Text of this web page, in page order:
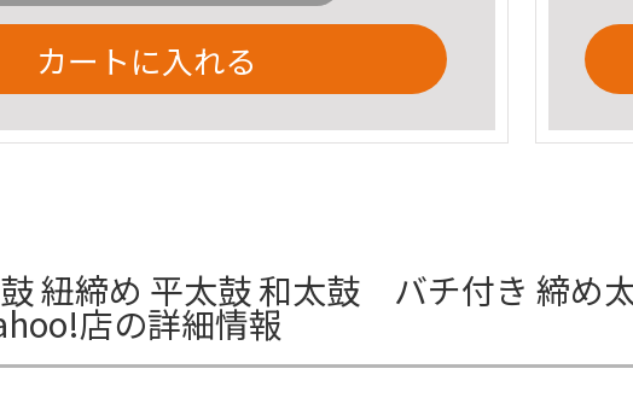
カートに入れる
鼓 紐締め 平太鼓 和太鼓 バチ付き 締め
店の詳細情報